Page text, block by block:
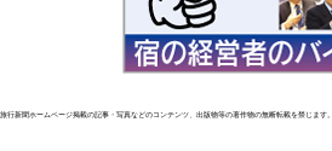
旅行新聞ホームページ掲載の記事・写真などのコンテンツ、出版物等の著作物の無断転載を禁じます。